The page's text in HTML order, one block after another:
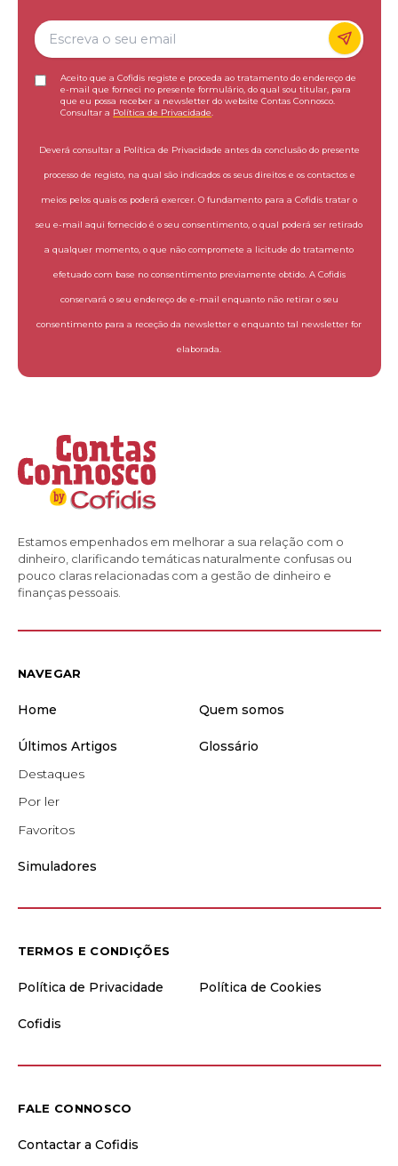
Aceito que a Cofidis registe e proceda ao tratamento do endereço de
e-mail que forneci no presente formulário, do qual sou titular, para
que eu possa receber a newsletter do website Contas Connosco.
Consultar a Política de Privacidade
Deverá consultar a Política de Privacidade antes da conclusão do presente
processo de registo, na qual são indicados os seus direitos e os contactos e
meios pelos quais os poderá exercer. O fundamento para a Cofidis tratar o
seu e-mail aqui fornecido é o seu consentimento, o qual poderá ser retirado
a qualquer momento, o que não compromete a licitude do tratamento
efetuado com base no consentimento previamente obtido. A Cofidis
conservará o seu endereço de e-mail enquanto não retirar o seu
consentimento para a receção da newsletter e enquanto tal newsletter for
elaborada.
Estamos empenhados em melhorar a sua relação com o
dinheiro, clarificando temáticas naturalmente confusas ou
pouco claras relacionadas com a gestão de dinheiro e
finanças pessoais.
NAVEGAR
Home Quem somos
Últimos Artigos
Destaques
Por ler
Favoritos
Glossário
Simuladores
TERMOS E CONDIÇÕES
Política de Privacidade Política de Cookies
Cofidis
FALE CONNOSCO
Contactar a Cofidis